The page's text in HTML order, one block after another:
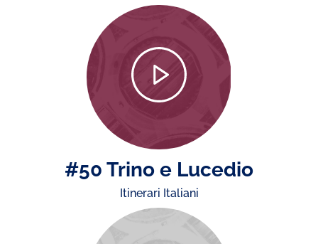
#50 Trino e Lucedio
Itinerari Italiani